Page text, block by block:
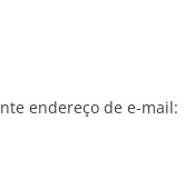
endereço de e-mail: